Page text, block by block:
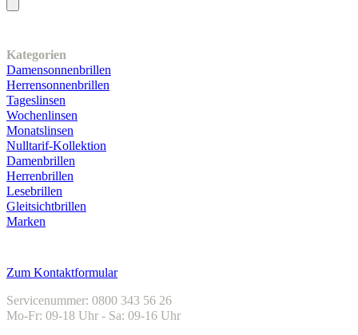
Kategorien
Damensonnenbrillen
Herrensonnenbrillen
Tageslinsen
Wochenlinsen
Monatslinsen
Nulltarif-Kollektion
Damenbrillen
Herrenbrillen
Lesebrillen
Gleitsichtbrillen
Marken
Zum Kontaktformular
Servicenummer: 0800 343 56 26
Mo-Fr: 09-18 Uhr - Sa: 09-16 Uhr